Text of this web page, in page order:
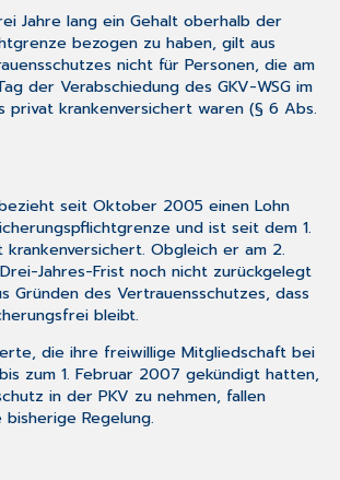
Jahre lang ein Gehalt oberhalb der
bezogen zu haben, gilt aus
nicht für Personen, die am
der Verabschiedung des GKV-WSG im
privat krankenversichert waren (§ 6 Abs.
seit Oktober 2005 einen Lohn
und ist seit dem 1.
Obgleich er am 2.
Jahres-Frist noch nicht zurückgelegt
Gründen des Vertrauensschutzes, dass
bleibt.
die ihre freiwillige Mitgliedschaft bei
zum 1. Februar 2007 gekündigt hatten,
in der PKV zu nehmen, fallen
Regelung.